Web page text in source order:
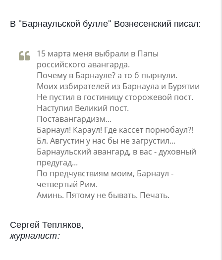
В "Барнаульской булле" Вознесенский писал:
15 марта меня выбрали в Папы
российского авангарда.
Почему в Барнауле? а то б пырнули.
Моих избирателей из Барнаула и Бурятии
Не пустил в гостиницу сторожевой пост.
Наступил Великий пост.
Поставангардизм...
Барнаул! Караул! Где кассет порнобаул?!
Бл. Августин у нас бы не загрустил...
Барнаульский авангард, в вас - духовный
предугад...
По предчувствиям моим, Барнаул -
четвертый Рим.
Аминь. Пятому не бывать. Печать.
Сергей Тепляков,
журналист: